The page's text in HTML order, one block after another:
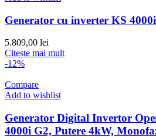
Generator cu inverter KS
5.809,00 lei
Citește mai mult
-12%
Compare
Add to wishlist
Generator Digital Invertor
4000i G2, Putere 4kW,